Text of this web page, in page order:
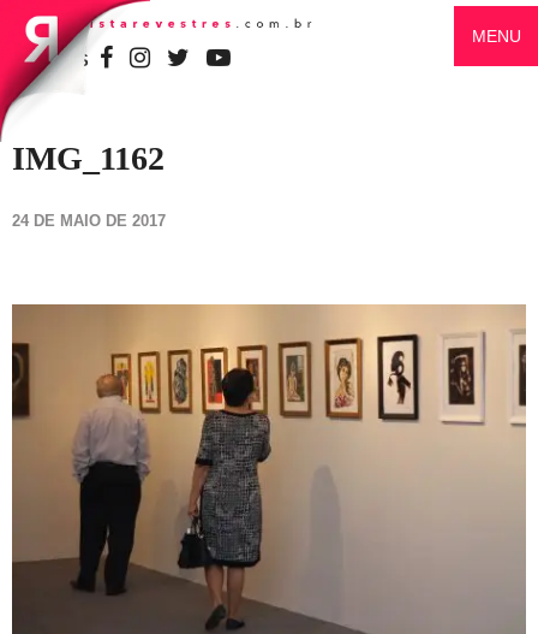
SIGA-NOS
MENU
IMG_1162
24 DE MAIO DE 2017